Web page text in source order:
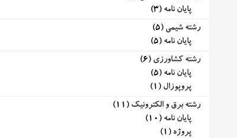
پایان نامه (3)
رشته شیمی (5)
پایان نامه (5)
رشته کشاورزی (6)
پایان نامه (5)
پروپوزال (1)
رشته برق و الکترونیک (11)
پایان نامه (10)
پروژه (1)